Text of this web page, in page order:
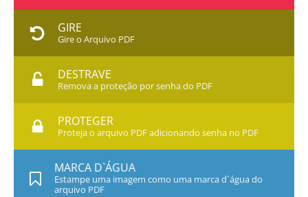
GIRE
Gire o Arquivo PDF
DESTRAVE
Remova a proteção por senha do PDF
PROTEGER
Proteja o arquivo PDF adicionando senha no PDF
MARCA D`ÁGUA
Estampe uma imagem como uma marca d`água do
arquivo PDF